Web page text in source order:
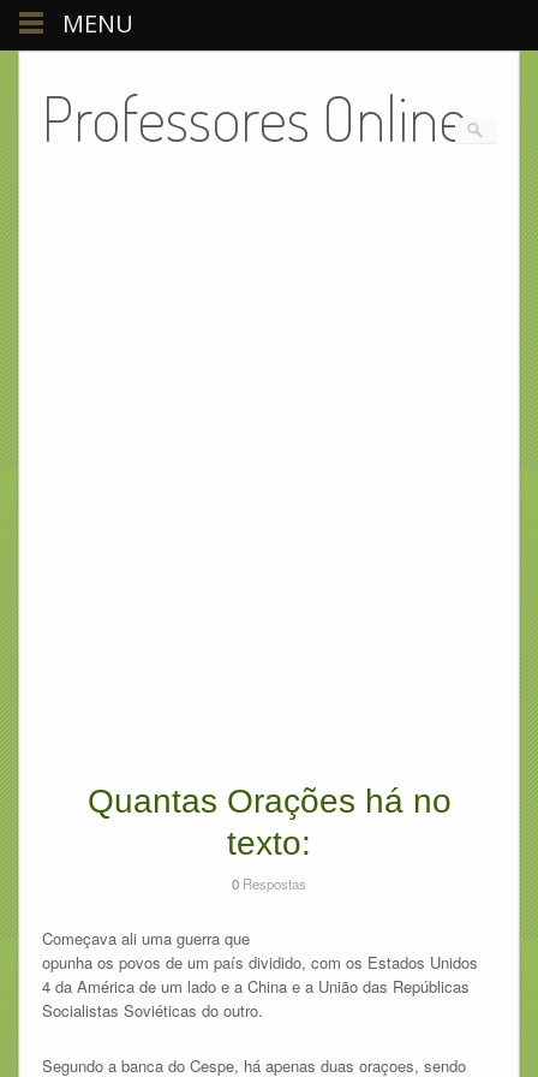
Professores Online
Quantas Orações há no
texto:
0 Respostas
Começava ali uma guerra que
opunha os povos de um país dividido, com os Estados Unidos
4 da América de um lado e a China e a União das Repúblicas
Socialistas Soviéticas do outro.
Segundo a banca do Cespe, há apenas duas oraçoes, sendo
MENU